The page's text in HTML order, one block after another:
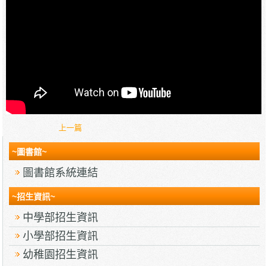
上一篇
~圖書館~
圖書館系統連結
~招生資訊~
中學部招生資訊
小學部招生資訊
幼稚園招生資訊